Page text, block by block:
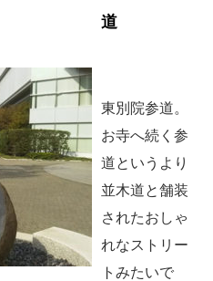
道
東別院参道。
お寺へ続く参
道というより
並木道と舗装
されたおしゃ
れなストリー
トみたいで